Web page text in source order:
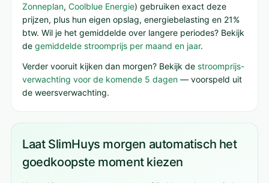
Zonneplan, Coolblue Energie) gebruiken exact deze
prijzen, plus hun eigen opslag, energiebelasting en 21%
btw. Wil je het gemiddelde over langere periodes? Bekijk
de gemiddelde stroomprijs per maand en jaar.
Verder vooruit kijken dan morgen? Bekijk de stroomprijs-
verwachting voor de komende 5 dagen — voorspeld uit
de weersverwachting.
Laat SlimHuys morgen automatisch het
goedkoopste moment kiezen